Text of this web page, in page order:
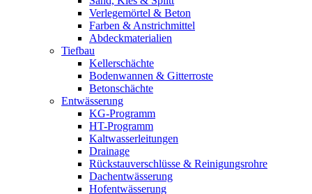
Verlegemörtel & Beton
Farben & Anstrichmittel
Abdeckmaterialien
Tiefbau
Kellerschächte
Bodenwannen & Gitterroste
Betonschächte
Entwässerung
KG-Programm
HT-Programm
Kaltwasserleitungen
Drainage
Rückstauverschlüsse & Reinigungsrohre
Dachentwässerung
Hofentwässerung